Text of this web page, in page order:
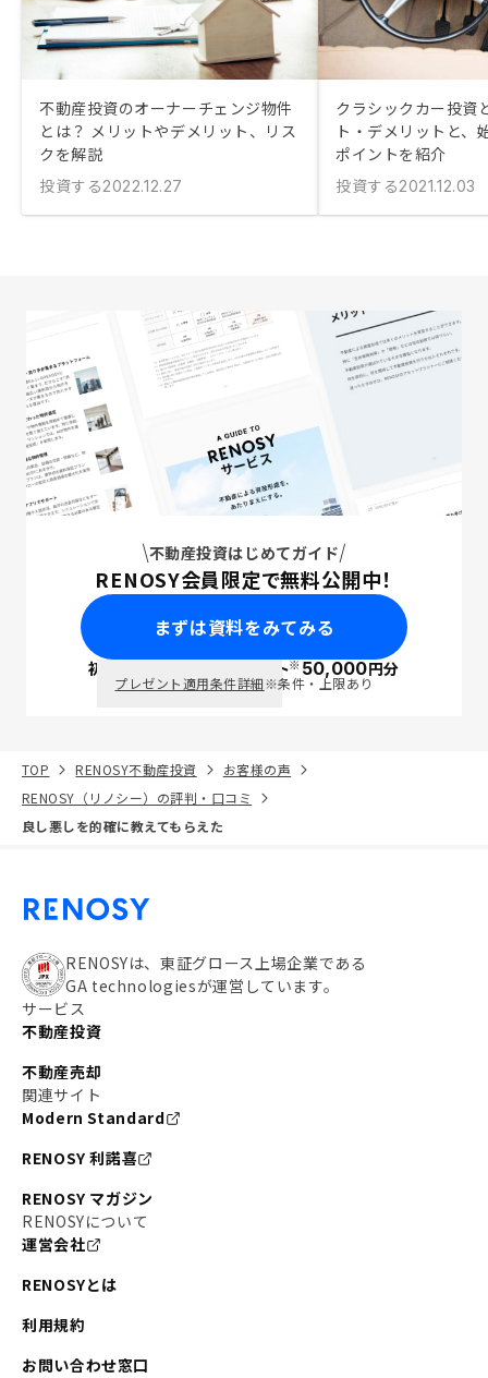
不動産投資のオーナーチェンジ物件
とは？ メリットやデメリット、リス
クを解説
投資する2022.12.27
クラシックカー投資
ト・デメリットと、
ポイントを紹介
投資する2021.12.03
不動産投資はじめてガイド
RENOSY会員限定で無料公開中！
まずは資料をみてみる
初回面談で ポイント※50,000円分
プレゼント適用条件詳細※条件・上限あり
TOP RENOSY不動産投資
お客様の声
RENOSY（リノシー）の評判・口コミ
良し悪しを的確に教えてもらえた
RENOSYは、東証グロース上場企業である
GA technologiesが運営しています。
サービス
不動産投資
不動産売却
関連サイト
Modern Standard
RENOSY 利諾喜
RENOSY マガジン
RENOSYについて
運営会社
RENOSYとは
利用規約
お問い合わせ窓口